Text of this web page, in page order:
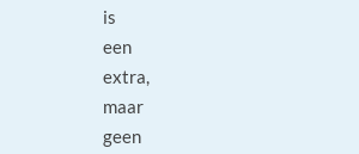
is
een
extra,
maar
geen